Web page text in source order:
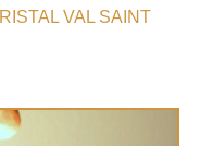
VAL SAINT